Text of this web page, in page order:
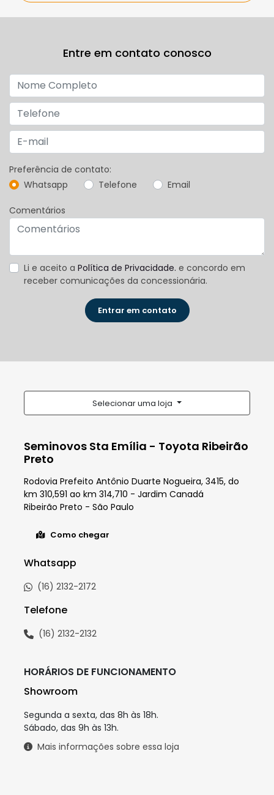
Entre em contato conosco
Preferência de contato:
Whatsapp
Telefone Email
Comentários
Li e aceito a Política de Privacidade. e concordo em
receber comunicações da concessionária.
Entrar em contato
Selecionar uma loja
Seminovos Sta Emília - Toyota Ribeirão
Preto
Rodovia Prefeito Antônio Duarte Nogueira, 3415, do
km 310,591 ao km 314,710 - Jardim Canadá
Ribeirão Preto - São Paulo
Como chegar
Whatsapp
(16) 2132-2172
Telefone
(16) 2132-2132
HORÁRIOS DE FUNCIONAMENTO
Showroom
Segunda a sexta, das 8h às 18h.
Sábado, das 9h às 13h.
Mais informações sobre essa loja